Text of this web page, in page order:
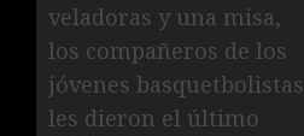
veladoras y una misa,
los compañeros de los
jóvenes basquetbolistas
les dieron el último